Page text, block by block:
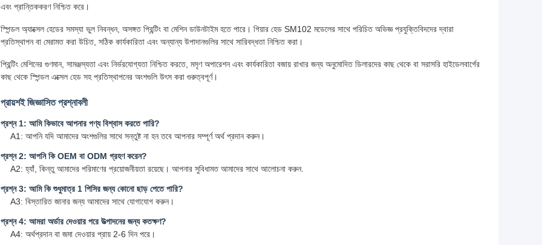
এবং প্রান্তিককরণ নিশ্চিত করে।
স্পিন্ডল অ্যাক্সেল হেডের সমস্যা ভুল নিবন্ধন, অসঙ্গত প্রিন্টিং বা মেশিন ডাউনটাইম হতে পারে। গিয়ার হেড SM102 মডেলের সাথে পরিচিত অভিজ্ঞ প্রযুক্তিবিদদের দ্বারা
প্রতিস্থাপন বা মেরামত করা উচিত, সঠিক কার্যকারিতা এবং অন্যান্য উপাদানগুলির সাথে সারিবদ্ধতা নিশ্চিত করা।
প্রিন্টিং মেশিনের গুণমান, সামঞ্জস্যতা এবং নির্ভরযোগ্যতা নিশ্চিত করতে, মসৃণ অপারেশন এবং কার্যকারিতা বজায় রাখার জন্য অনুমোদিত ডিলারদের কাছ থেকে বা সরাসরি হাইডেলবার্গের
কাছ থেকে স্পিন্ডল এক্সেল হেড সহ প্রতিস্থাপনের অংশগুলি উৎস করা গুরুত্বপূর্ণ।
প্রায়শই জিজ্ঞাসিত প্রশ্নাবলী
প্রশ্ন 1: আমি কিভাবে আপনার পণ্য বিশ্বাস করতে পারি?
A1: আপনি যদি আমাদের অংশগুলির সাথে সন্তুষ্ট না হন তবে আপনার সম্পূর্ণ অর্থ প্রদান করুন।
প্রশ্ন 2: আপনি কি OEM বা ODM গ্রহণ করেন?
A2: হ্যাঁ, কিন্তু আমাদের পরিমাণের প্রয়োজনীয়তা রয়েছে। আপনার সুবিধামত আমাদের সাথে আলোচনা করুন.
প্রশ্ন 3: আমি কি শুধুমাত্র 1 পিসির জন্য কোনো ছাড় পেতে পারি?
A3: বিস্তারিত জানার জন্য আমাদের সাথে যোগাযোগ করুন।
প্রশ্ন 4: আমরা অর্ডার দেওয়ার পরে উত্পাদনের জন্য কতক্ষণ?
A4: অর্থপ্রদান বা জমা দেওয়ার প্রায় 2-6 দিন পরে।